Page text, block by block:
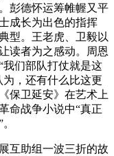
彭德怀运筹帷幄又平
成长为出色的指挥
型。王老虎、卫毅以
读者为之感动。周恩
们部队打仗就是这
，还有什么比这更
保卫延安》在艺术上
命战争小说中“真正
互助组一波三折的故